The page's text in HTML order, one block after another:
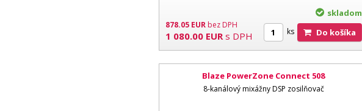
878.05 EURbez DPH
1 080.00 EUR s DPH
skladom
ks Do košíka
Blaze PowerZone Connect 508
8-kanálový mixážny DSP zosilňovač